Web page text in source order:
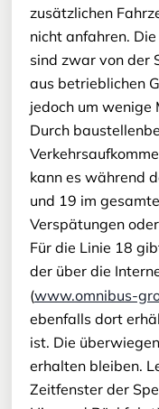
zusätzlichen
nicht anfahren.
sind zwar von der
aus betrieblichen
jedoch um wenige
Durch
kann es während
und 19 im
Verspätungen
Für die Linie 18
der über die
(www.omnibus-
ebenfalls dort
ist. Die
erhalten bleiben.
Zeitfenster der